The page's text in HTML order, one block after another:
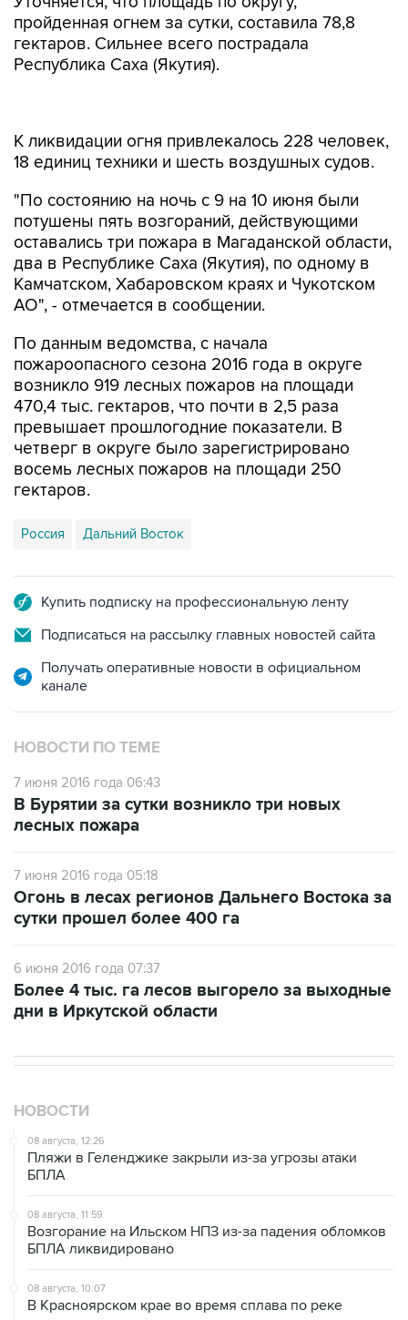
пройденная огнем за сутки, составила 78,8
гектаров. Сильнее всего пострадала
Республика Саха (Якутия).
"По состоянию на ночь с 9 на 10 июня были
оставались три пожара в Магаданской области,
два в Республике Саха (Якутия), по одному в
Камчатском, Хабаровском краях и Чукотском
АО", - отмечается в сообщении.
По данным ведомства, с начала
возникло 919 лесных пожаров на площади
470,4 тыс. гектаров, что почти в 2,5 раза
превышает прошлогодние показатели. В
четверг в округе было зарегистрировано
восемь лесных пожаров на площади 250
гектаров.
Россия Дальний Восток
Подписаться на рассылку главных новостей сайта
Получать оперативные новости в официальном
НОВОСТИ ПО ТЕМЕ
7 июня 2016 года 06:43
лесных пожара
7 июня 2016 года 05:18
сутки прошел более 400 га
6 июня 2016 года 07:37
дни в Иркутской области
08 августа, 12:26
Пляжи в Геленджике закрыли из-за угрозы атаки
БПЛА
08 августа, 11:59
БПЛА ликвидировано
08 августа, 10:07
пропала семья